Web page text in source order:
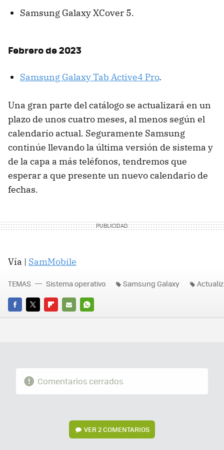
Samsung Galaxy XCover 5.
Febrero de 2023
Samsung Galaxy Tab Active4 Pro.
Una gran parte del catálogo se actualizará en un
plazo de unos cuatro meses, al menos según el
calendario actual. Seguramente Samsung
continúe llevando la última versión de sistema y
de la capa a más teléfonos, tendremos que
esperar a que presente un nuevo calendario de
fechas.
Vía | SamMobile
FACEBOOK
TWITTERFLIPBOARD
E-
WHATSAPP
TEMAS Sistema operativo Samsung Galaxy
Comentarios cerrados
VER2 COMENTARIOS